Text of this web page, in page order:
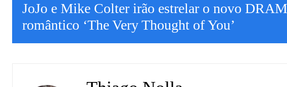
JoJo e Mike Colter irão estrelar o novo
romântico ‘The Very Thought of You’